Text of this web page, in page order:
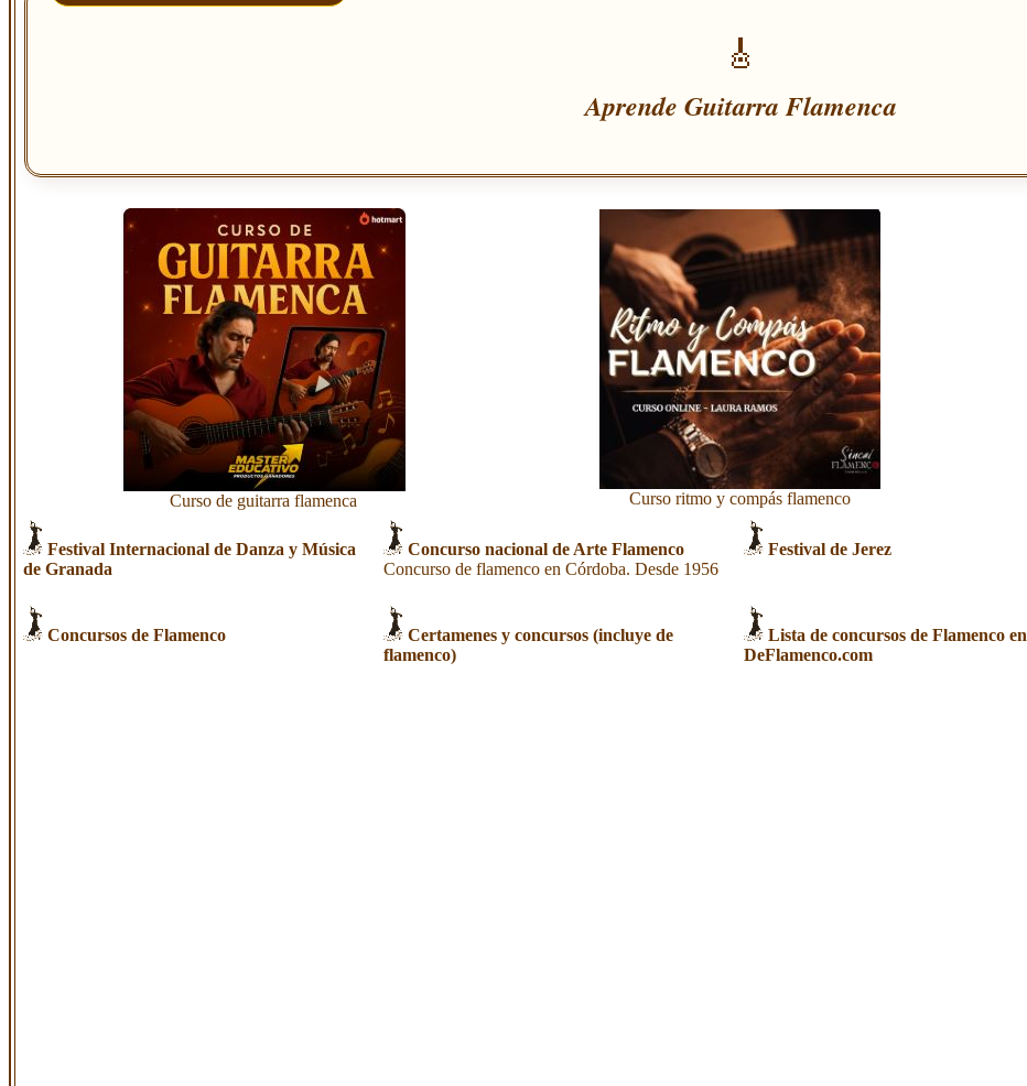
🎸
Aprende Guitarra Flamenca
Curso de guitarra flamenca Curso ritmo y compás flamenco
Festival Internacional de Danza y Música
de Granada
Concurso nacional de Arte Flamenco
Concurso de flamenco en Córdoba. Desde 1956
Festival de Jerez
Concursos de Flamenco
Certamenes y concursos (incluye de
flamenco)
Lista de concursos de Flamenco en
DeFlamenco.com